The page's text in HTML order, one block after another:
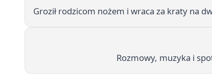
Groził rodzicom nożem i wraca za kraty na
Rozmowy, muzyka i